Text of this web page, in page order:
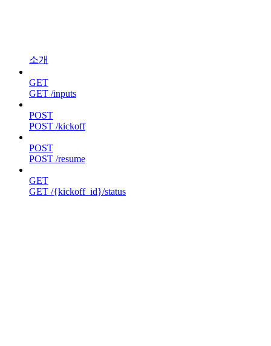
소개
GET
GET /inputs
POST
POST /kickoff
POST
POST /resume
GET
GET /{kickoff_id}/status